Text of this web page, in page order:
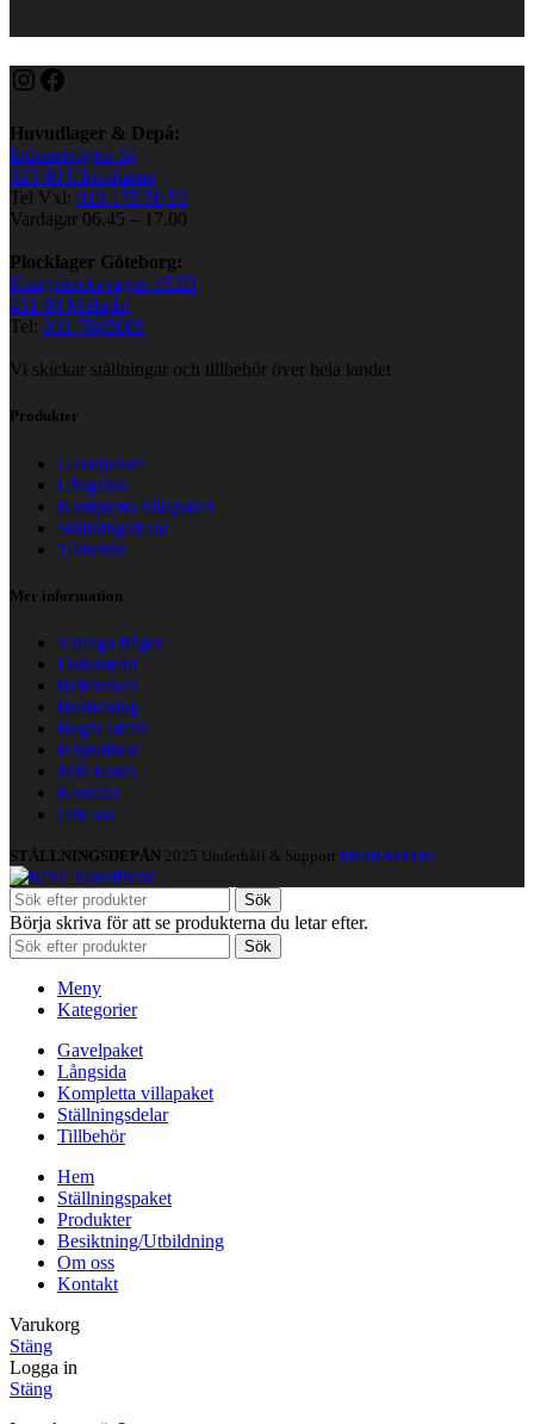
Instagram
Facebook
Huvudlager & Depå:
Industrivägen 34
523 90 Ulricehamn
Tel Vxl: 010-175 50 53
Vardagar 06.45 – 17.00
Plocklager Göteborg:
Kungsbackavägen 152D
431 90 Mölndal
Tel: 031-7605005
Vi skickar ställningar och tillbehör över hela landet
Produkter
Gavelpaket
Långsida
Kompletta villapaket
Ställningsdelar
Tillbehör
Mer information
Vanliga frågor
Dokument
Referenser
Besiktning
Begär offert
Köpvillkor
Mitt konto
Kontakt
Om oss
STÄLLNINGSDEPÅN 2025 Underhåll & Support MEDIA4YOU
Sök
Börja skriva för att se produkterna du letar efter.
Sök
Meny
Kategorier
Gavelpaket
Långsida
Kompletta villapaket
Ställningsdelar
Tillbehör
Hem
Ställningspaket
Produkter
Besiktning/Utbildning
Om oss
Kontakt
Varukorg
Stäng
Logga in
Stäng